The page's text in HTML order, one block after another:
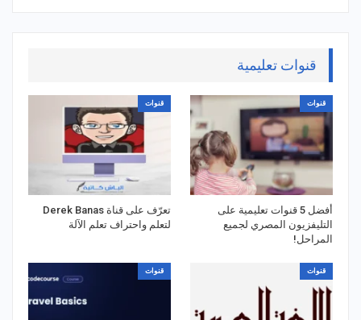
قنوات تعليمية
قنوات
أفضل 5 قنوات تعليمية على
التليفزيون المصري لجميع
المراحل!
قنوات
تعرّف على قناة Derek Banas
لتعلم واحتراف تعلم الآلة
قنوات قنوات